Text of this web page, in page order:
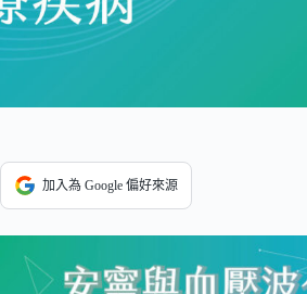
加入為 Google 偏好來源